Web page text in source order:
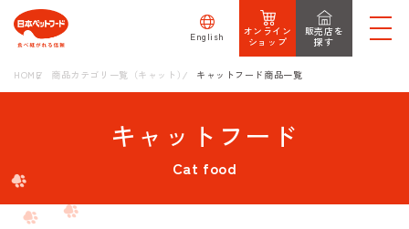
English
オンライン
ショップ
販売店を
探す
HOME 商品カテゴリ一覧（キャット） キャットフード商品一覧
キャットフード
Cat food